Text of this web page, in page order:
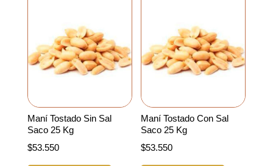
Maní Tostado Sin Sal
Saco 25 Kg
$53.550
Maní Tostado Con Sal
Saco 25 Kg
$53.550